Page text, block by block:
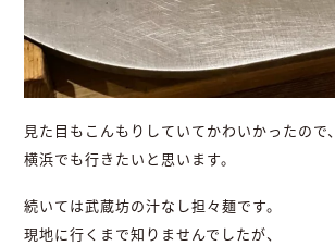
見た目もこんもりしていてかわいかったので、
横浜でも行きたいと思います。
続いては武蔵坊の汁なし担々麺です。
現地に行くまで知りませんでしたが、